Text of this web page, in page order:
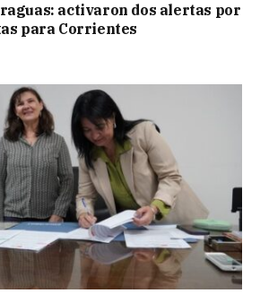
activaron dos alertas por
para Corrientes